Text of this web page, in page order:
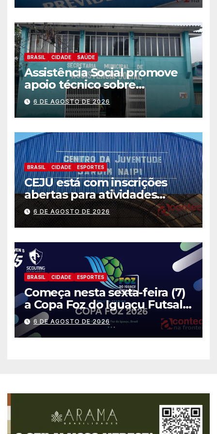
BRASIL CIDADE SAÚDE
Assistência Social promove
apoio técnico sobre
preparação e resposta a
situações de emergência e
calamidade pública
6 DE AGOSTO DE 2026
BRASIL CIDADE ESPORTES
CEJU está com inscrições
abertas para atividades
gratuitas
6 DE AGOSTO DE 2026
BRASIL CIDADE ESPORTES
Começa nesta sexta-feira (7)
a Copa Foz do Iguaçu Futsal
2026 com equipes de quatro
países
6 DE AGOSTO DE 2026